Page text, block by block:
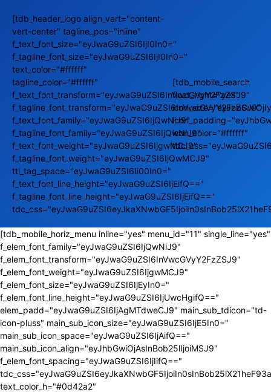
[tdb_header_logo align_vert="content-
vert-center" tagline_pos="inline"
f_text_font_size="eyJwaG9uZSI6IjI0In0="
f_tagline_font_size="eyJwaG9uZSI6IjI0In0="
text_color="#ffffff"
tagline_color="#ffffff"
f_text_font_transform="eyJwaG9uZSI6InVwcGVyY2FzZSJ9"
f_tagline_font_transform="eyJwaG9uZSI6InVwcGVyY2FzZSJ9"
f_text_font_family="eyJwaG9uZSI6IjQwNiJ9"
f_tagline_font_family="eyJwaG9uZSI6IjQwNiJ9"
f_text_font_weight="eyJwaG9uZSI6IjgwMCJ9"
f_tagline_font_weight="eyJwaG9uZSI6IjQwMCJ9"
ttl_tag_space="eyJwaG9uZSI6Ii00In0="
f_text_font_line_height="eyJwaG9uZSI6IjEifQ=="
f_tagline_font_line_height="eyJwaG9uZSI6IjEifQ=="
[tdb_mobile_search
float_right="yes"
icon_color="#ffffff"
[tdb_mobile_horiz_menu inline="yes" menu_id="11" single_line="yes"
f_elem_font_family="eyJwaG9uZSI6IjQwNiJ9"
f_elem_font_transform="eyJwaG9uZSI6InVwcGVyY2FzZSJ9"
f_elem_font_weight="eyJwaG9uZSI6IjgwMCJ9"
f_elem_font_size="eyJwaG9uZSI6IjEyIn0="
f_elem_font_line_height="eyJwaG9uZSI6IjUwcHgifQ=="
elem_padd="eyJwaG9uZSI6IjAgMTdweCJ9" main_sub_tdicon="td-
icon-pluss" main_sub_icon_size="eyJwaG9uZSI6IjE5In0="
main_sub_icon_space="eyJwaG9uZSI6IjAifQ=="
main_sub_icon_align="eyJhbGwiOjAsInBob25lIjoiMSJ9"
f_elem_font_spacing="eyJwaG9uZSI6IjIifQ=="
text_color_h="#0d42a2"